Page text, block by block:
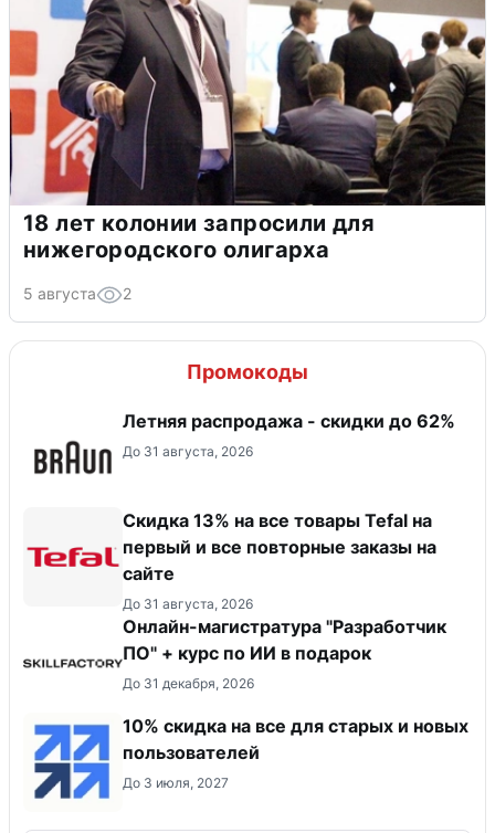
18 лет колонии запросили для
нижегородского олигарха
5 августа 2
Промокоды
Летняя распродажа - скидки до 62%
До 31 августа, 2026
Скидка 13% на все товары Tefal на
первый и все повторные заказы на
сайте
До 31 августа, 2026
Онлайн-магистратура "Разработчик
ПО" + курс по ИИ в подарок
До 31 декабря, 2026
10% скидка на все для старых и новых
пользователей
До 3 июля, 2027